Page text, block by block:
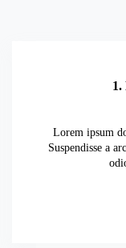
1.
Lorem ipsum
Suspendisse a